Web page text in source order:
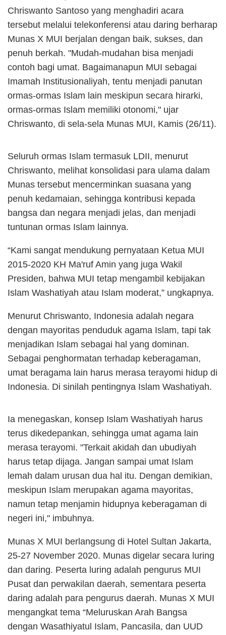
Chriswanto Santoso yang menghadiri acara
tersebut melalui telekonferensi atau daring berharap
Munas X MUI berjalan dengan baik, sukses, dan
penuh berkah. "Mudah-mudahan bisa menjadi
contoh bagi umat. Bagaimanapun MUI sebagai
Imamah Institusionaliyah, tentu menjadi panutan
ormas-ormas Islam lain meskipun secara hirarki,
ormas-ormas Islam memiliki otonomi," ujar
Chriswanto, di sela-sela Munas MUI, Kamis (26/11).
Seluruh ormas Islam termasuk LDII, menurut
Chriswanto, melihat konsolidasi para ulama dalam
Munas tersebut mencerminkan suasana yang
penuh kedamaian, sehingga kontribusi kepada
bangsa dan negara menjadi jelas, dan menjadi
tuntunan ormas Islam lainnya.
“Kami sangat mendukung pernyataan Ketua MUI
2015-2020 KH Ma'ruf Amin yang juga Wakil
Presiden, bahwa MUI tetap mengambil kebijakan
Islam Washatiyah atau Islam moderat,” ungkapnya.
Menurut Chriswanto, Indonesia adalah negara
dengan mayoritas penduduk agama Islam, tapi tak
menjadikan Islam sebagai hal yang dominan.
Sebagai penghormatan terhadap keberagaman,
umat beragama lain harus merasa terayomi hidup di
Indonesia. Di sinilah pentingnya Islam Washatiyah.
Ia menegaskan, konsep Islam Washatiyah harus
terus dikedepankan, sehingga umat agama lain
merasa terayomi. "Terkait akidah dan ubudiyah
harus tetap dijaga. Jangan sampai umat Islam
lemah dalam urusan dua hal itu. Dengan demikian,
meskipun Islam merupakan agama mayoritas,
namun tetap menjamin hidupnya keberagaman di
negeri ini," imbuhnya.
Munas X MUI berlangsung di Hotel Sultan Jakarta,
25-27 November 2020. Munas digelar secara luring
dan daring. Peserta luring adalah pengurus MUI
Pusat dan perwakilan daerah, sementara peserta
daring adalah para pengurus daerah. Munas X MUI
mengangkat tema “Meluruskan Arah Bangsa
dengan Wasathiyatul Islam, Pancasila, dan UUD